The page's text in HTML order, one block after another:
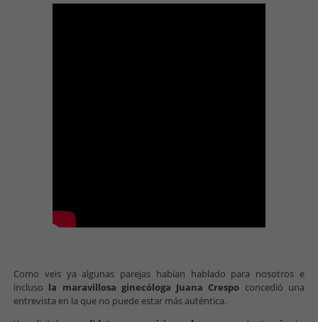
Como veis ya algunas parejas habían hablado para nosotros e
incluso la maravillosa ginecóloga Juana Crespo concedió una
entrevista en la que no puede estar más auténtica.